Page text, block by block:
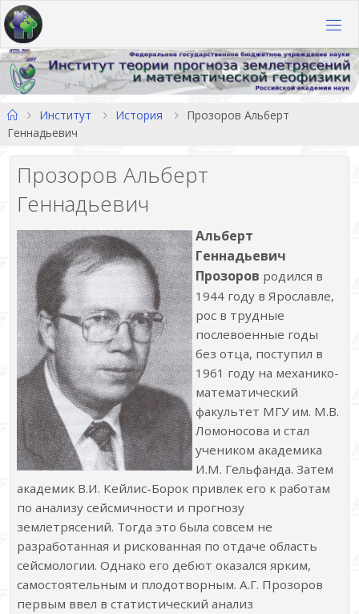
Перейти
к
содержимому
ГлавнаяИнститут История
Прозоров Альберт
Геннадьевич
Прозоров Альберт
Геннадьевич
Альберт
Геннадьевич
Прозоров родился в
1944 году в Ярославле,
рос в трудные
послевоенные годы
без отца, поступил в
1961 году на механико-
математический
факультет МГУ им. М.В.
Ломоносова и стал
учеником академика
И.М. Гельфанда. Затем
академик В.И. Кейлис-Борок привлек его к работам
по анализу сейсмичности и прогнозу
землетрясений. Тогда это была совсем не
разработанная и рискованная по отдаче область
сейсмологии. Однако его дебют оказался ярким,
самостоятельным и плодотворным. А.Г. Прозоров
первым ввел в статистический анализ